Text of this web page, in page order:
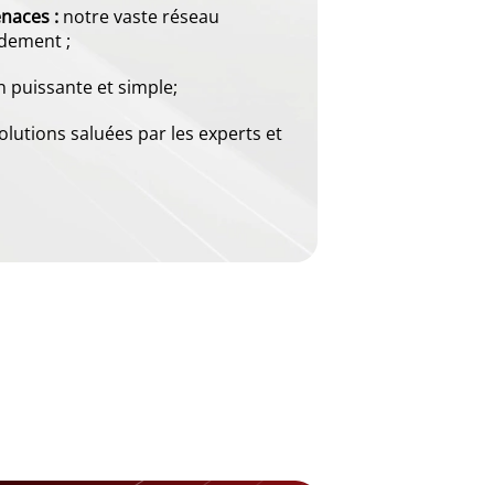
: notre vaste réseau
;
et simple;
saluées par les experts et